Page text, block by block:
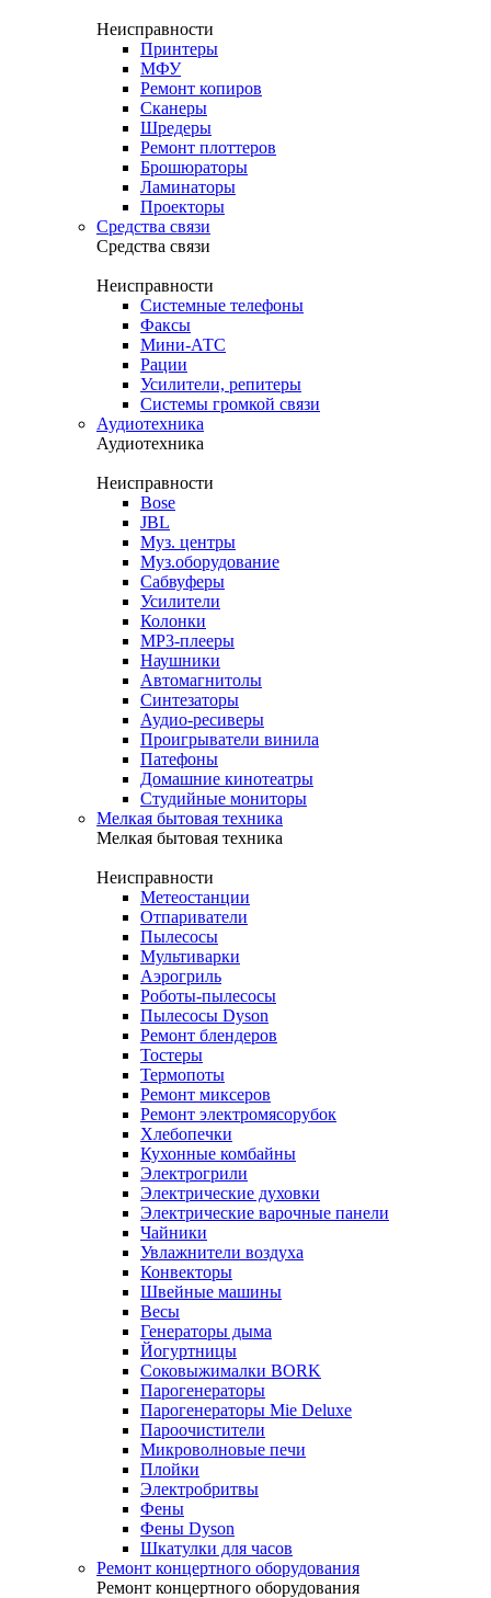
Неисправности
Принтеры
МФУ
Ремонт копиров
Сканеры
Шредеры
Ремонт плоттеров
Брошюраторы
Ламинаторы
Проекторы
Средства связи
Средства связи
Неисправности
Системные телефоны
Факсы
Мини-АТС
Рации
Усилители, репитеры
Системы громкой связи
Аудиотехника
Аудиотехника
Неисправности
Bose
JBL
Муз. центры
Муз.оборудование
Сабвуферы
Усилители
Колонки
MP3-плееры
Наушники
Автомагнитолы
Синтезаторы
Аудио-ресиверы
Проигрыватели винила
Патефоны
Домашние кинотеатры
Студийные мониторы
Мелкая бытовая техника
Мелкая бытовая техника
Неисправности
Метеостанции
Отпариватели
Пылесосы
Мультиварки
Аэрогриль
Роботы-пылесосы
Пылесосы Dyson
Ремонт блендеров
Тостеры
Термопоты
Ремонт миксеров
Ремонт электромясорубок
Хлебопечки
Кухонные комбайны
Электрогрили
Электрические духовки
Электрические варочные панели
Чайники
Увлажнители воздуха
Конвекторы
Швейные машины
Весы
Генераторы дыма
Йогуртницы
Соковыжималки BORK
Парогенераторы
Парогенераторы Mie Deluxe
Пароочистители
Микроволновые печи
Плойки
Электробритвы
Фены
Фены Dyson
Шкатулки для часов
Ремонт концертного оборудования
Ремонт концертного оборудования